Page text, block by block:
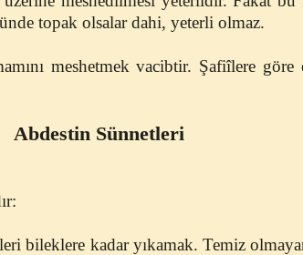
topak olsalar dahi, yeterli olmaz.
meshetmek vacibtir. Şafiîlere
Abdestin Sünnetleri
bileklere kadar yıkamak. Temiz